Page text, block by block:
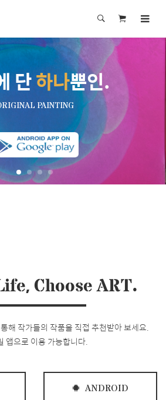
단하나뿐인.
PAINTING
Choose ART.
해 작가들의 작품을 직접 추천받아 보세요.
앱으로 이용 가능합니다.
ANDROID